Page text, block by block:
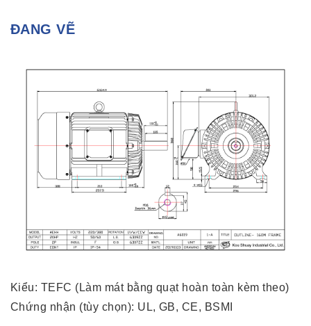
ĐANG VẼ
Kiểu: TEFC (Làm mát bằng quạt hoàn toàn kèm theo)
Chứng nhận (tùy chọn): UL, GB, CE, BSMI